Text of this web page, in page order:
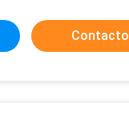
Contacto